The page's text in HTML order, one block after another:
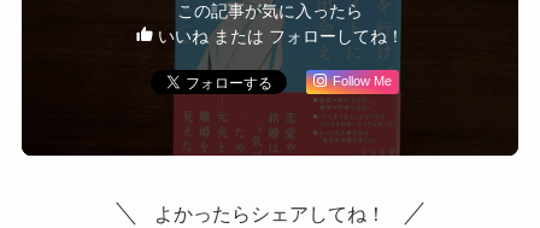
この記事が気に入ったら
いいね または フォローしてね！
Follow Me
よかったらシェアしてね！